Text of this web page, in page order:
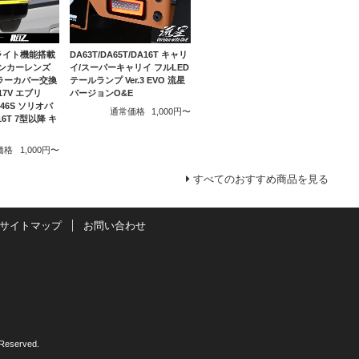
ト機能搭載
カーレンズ
ーカバー交換
エブリ
ソリオバ
7型以降 キ
格 1,000円〜
DA63T/DA65T/DA16T キャリ
イ/スーパーキャリイ フルLED
テールランプ Ver.3 EVO 流星
バージョンO&E
通常価格
1,000円〜
すべてのおすすめ商品を見る
サイトマップ お問い合わせ